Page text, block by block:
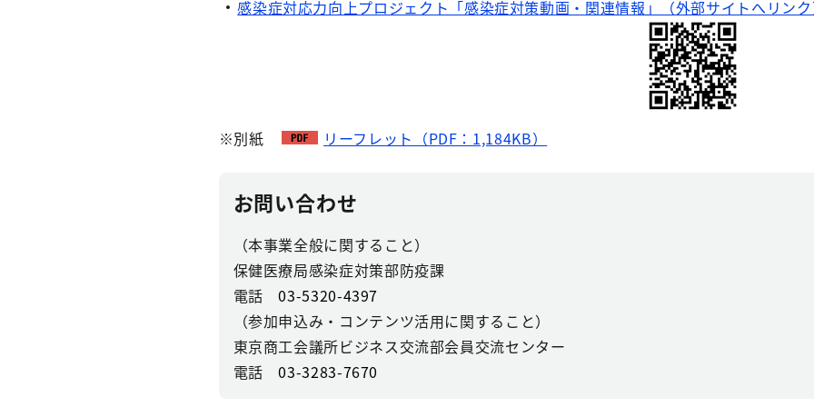
感染症対応力向上プロジェクト「感染症対策動画・関連情報」（外部サイトへリン
※別紙 リーフレット（PDF：1,184KB）
お問い合わせ
（本事業全般に関すること）
保健医療局感染症対策部防疫課
電話03-5320-4397
（参加申込み・コンテンツ活用に関すること）
東京商工会議所ビジネス交流部会員交流センター
電話03-3283-7670